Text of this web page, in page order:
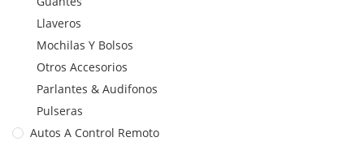
Llaveros
Mochilas Y Bolsos
Otros Accesorios
Parlantes & Audifonos
Pulseras
Autos A Control Remoto